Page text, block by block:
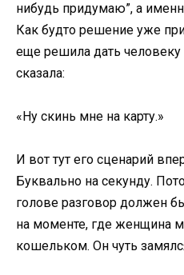
нибудь придумаю”, а
Как будто решение уже
еще решила дать
сказала:
«Ну скинь мне на карту.»
И вот тут его сценарий
Буквально на секунду.
голове разговор должен
на моменте, где женщина
кошельком. Он чуть